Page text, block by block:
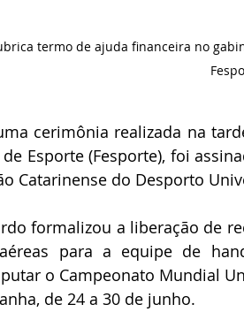
termo de ajuda financeira no
Esporte (Fesporte), foi
Catarinense do Desporto
para a equipe de
o Campeonato Mundial
de 24 a 30 de junho.